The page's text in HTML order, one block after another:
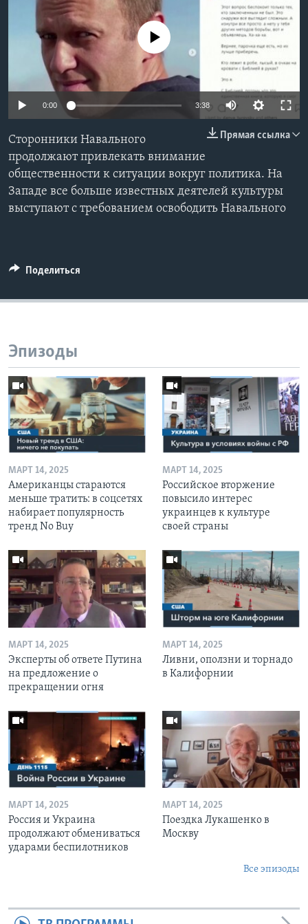
Learning English
СОЦИАЛЬНЫЕ СЕТИ
No media source currently available
0:00 3:38
Прямая ссылка
Сторонники Навального
продолжают привлекать внимание
общественности к ситуации вокруг политика. На
Западе все больше известных деятелей культуры
выступают с требованием освободить Навального
Поделиться
Эпизоды
МАРТ 14, 2025
Американцы стараются
меньше тратить: в соцсетях
набирает популярность
тренд No Buy
МАРТ 14, 2025
Российское вторжение
повысило интерес
украинцев к культуре
своей страны
МАРТ 14, 2025
Эксперты об ответе Путина
на предложение о
прекращении огня
МАРТ 14, 2025
Ливни, оползни и торнадо
в Калифорнии
МАРТ 14, 2025
Россия и Украина
продолжают обмениваться
ударами беспилотников
МАРТ 14, 2025
Поездка Лукашенко в
Москву
Все эпизоды